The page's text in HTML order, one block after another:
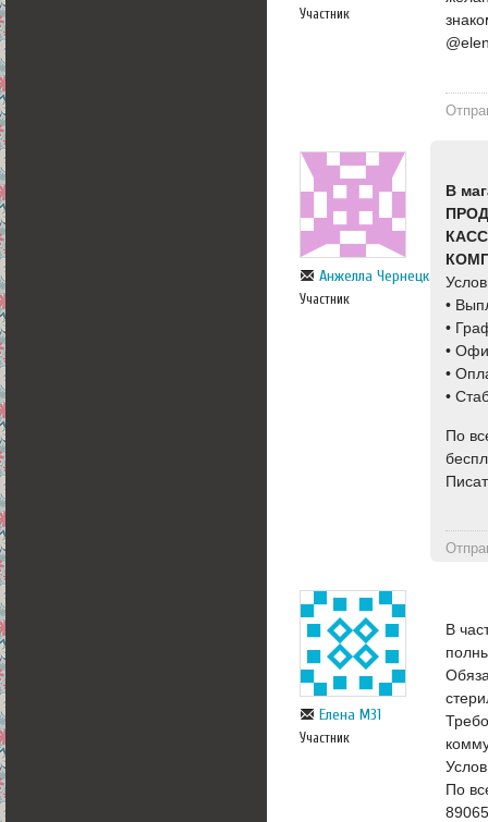
Участник
Анжелла Чернецка
Участник
В
•
•
•
•
•
По
Елена М31
Участник
В
По